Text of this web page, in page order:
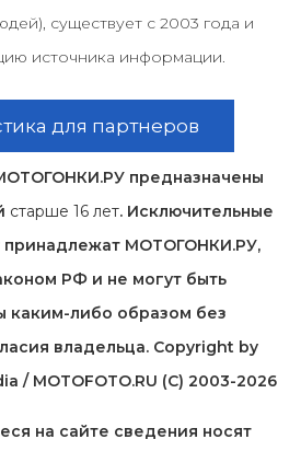
существует с 2003 года и
источника информации.
для партнеров
предназначены
старше 16 лет. Исключительные
принадлежат МОТОГОНКИ.РУ,
РФ и не могут быть
каким-либо образом без
владельца. Copyright by
/ MOTOFOTO.RU (C) 2003-2026
на cайте сведения носят